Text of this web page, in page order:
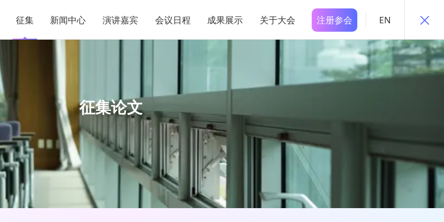
征集 新闻中心 演讲嘉宾 会议日程 成果展示 关于大会 注册参会 EN
征集论文